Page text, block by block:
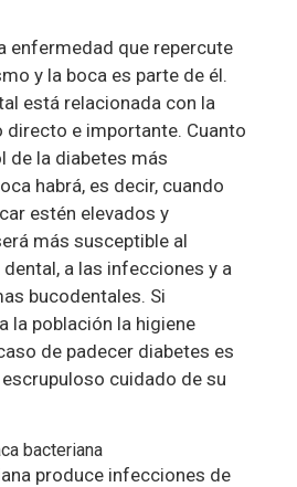
enfermedad que repercute
y la boca es parte de él.
está relacionada con la
directo e importante. Cuanto
de la diabetes más
habrá, es decir, cuando
estén elevados y
más susceptible al
a las infecciones y a
bucodentales. Si
la población la higiene
de padecer diabetes es
cuidado de su
bacteriana
produce infecciones de